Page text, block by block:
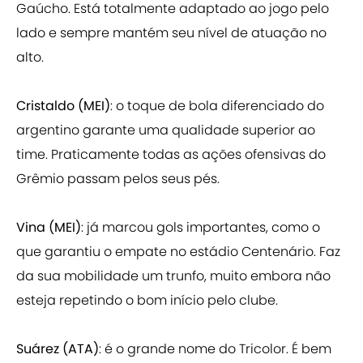
Gaúcho. Está totalmente adaptado ao jogo pelo
lado e sempre mantém seu nível de atuação no
alto.
Cristaldo (MEI): o toque de bola diferenciado do
argentino garante uma qualidade superior ao
time. Praticamente todas as ações ofensivas do
Grêmio passam pelos seus pés.
Vina (MEI): já marcou gols importantes, como o
que garantiu o empate no estádio Centenário. Faz
da sua mobilidade um trunfo, muito embora não
esteja repetindo o bom início pelo clube.
Suárez (ATA): é o grande nome do Tricolor. É bem